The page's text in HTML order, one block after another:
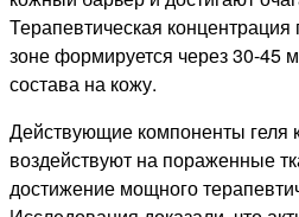
Терапевтическая
зоне формируется через 30-45
состава на кожу.
Действующие компоненты геля
воздействуют на пораженные
достижение мощного